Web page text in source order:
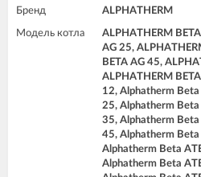
Бренд ALPHATHERM
Модель котла
ALPHATHERM
AG 25,
BETA AG 45,
ALPHATHERM
12, Alphatherm
25, Alphatherm
35, Alphatherm
45, Alphatherm
Alphatherm Beta
Alphatherm Beta